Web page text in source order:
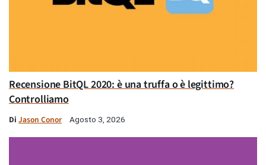
Recensione BitQL 2020: è una truffa o è legittimo?
Controlliamo
Di Jason Conor Agosto 3, 2026